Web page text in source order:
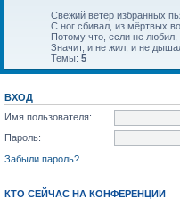
Свежий ветер избранных
С ног сбивал, из мёртвых
Потому что, если не любил,
Значит, и не жил, и не
Темы: 5
ВХОД
Имя пользователя:
Пароль:
Забыли пароль?
КТО СЕЙЧАС НА КОНФЕРЕНЦИИ